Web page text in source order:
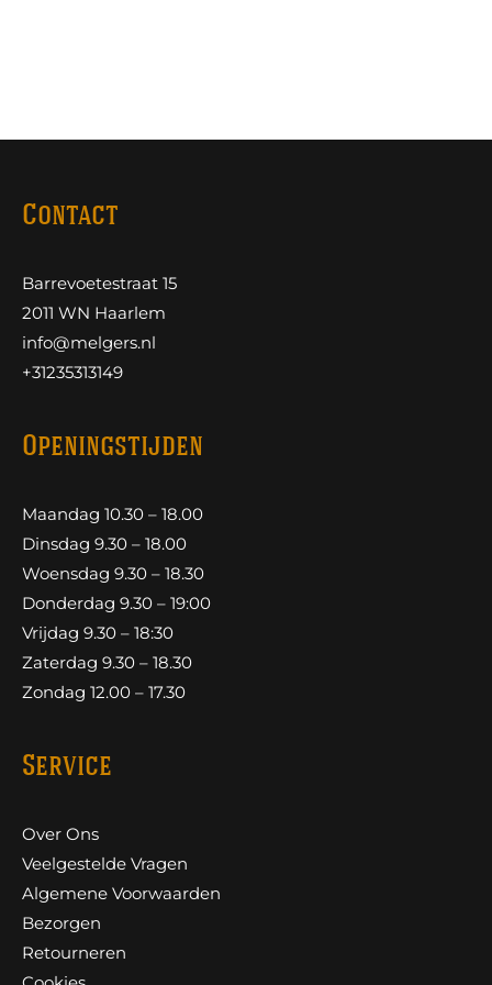
Contact
Barrevoetestraat 15
2011 WN Haarlem
info@melgers.nl
+31235313149
Openingstijden
Maandag 10.30 – 18.00
Dinsdag 9.30 – 18.00
Woensdag 9.30 – 18.30
Donderdag 9.30 – 19:00
Vrijdag 9.30 – 18:30
Zaterdag 9.30 – 18.30
Zondag 12.00 – 17.30
Service
Over Ons
Veelgestelde Vragen
Algemene Voorwaarden
Bezorgen
Retourneren